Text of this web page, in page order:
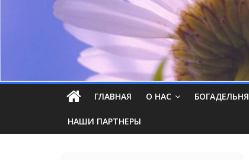
ГЛАВНАЯ О НАС БОГАДЕЛЬНЯ
НАШИ ПАРТНЕРЫ